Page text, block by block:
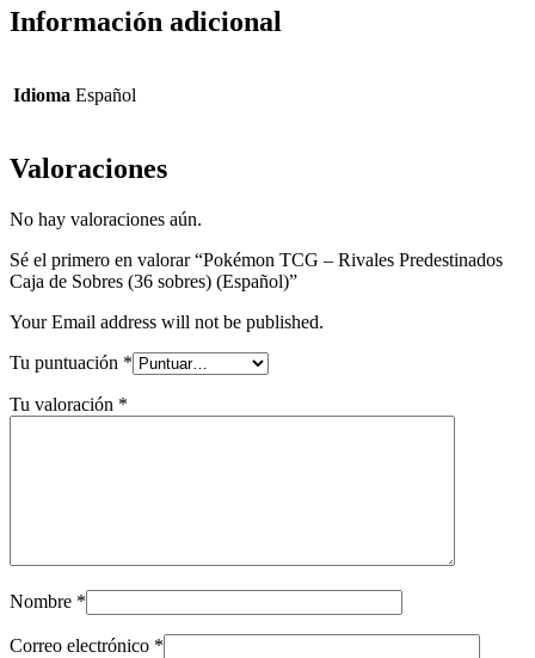
Información adicional
Idioma Español
Valoraciones
No hay valoraciones aún.
Sé el primero en valorar “Pokémon TCG – Rivales Predestinados
Caja de Sobres (36 sobres) (Español)”
Your Email address will not be published.
Tu puntuación *
Tu valoración *
Nombre *
Correo electrónico *